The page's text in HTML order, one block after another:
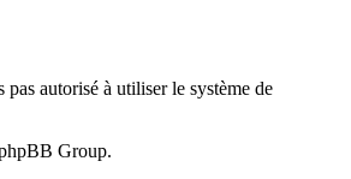
pas autorisé à utiliser le système de
Group.